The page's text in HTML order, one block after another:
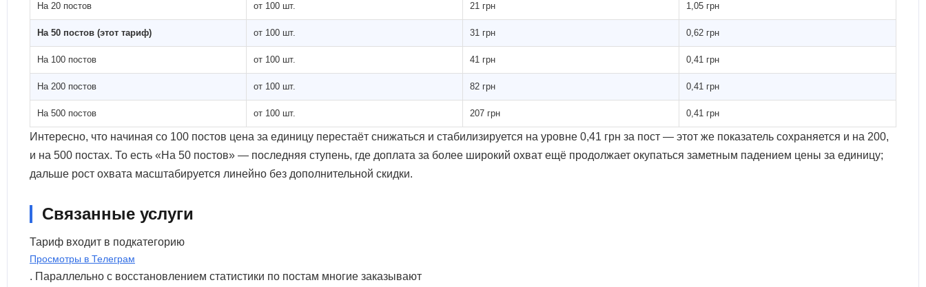
На 20 постов от 100 шт. 21 грн 1,05 грн
На 50 постов (этот тариф) от 100 шт. 31 грн 0,62 грн
На 100 постов от 100 шт. 41 грн 0,41 грн
На 200 постов от 100 шт. 82 грн 0,41 грн
На 500 постов от 100 шт. 207 грн 0,41 грн
Интересно, что начиная со 100 постов цена за единицу перестаёт снижаться и стабилизируется на уровне 0,41 грн за пост — этот же показатель сохраняется и на 200,
и на 500 постах. То есть «На 50 постов» — последняя ступень, где доплата за более широкий охват ещё продолжает окупаться заметным падением цены за единицу;
дальше рост охвата масштабируется линейно без дополнительной скидки.
Связанные услуги
Тариф входит в подкатегорию
Просмотры в Телеграм
. Параллельно с восстановлением статистики по постам многие заказывают